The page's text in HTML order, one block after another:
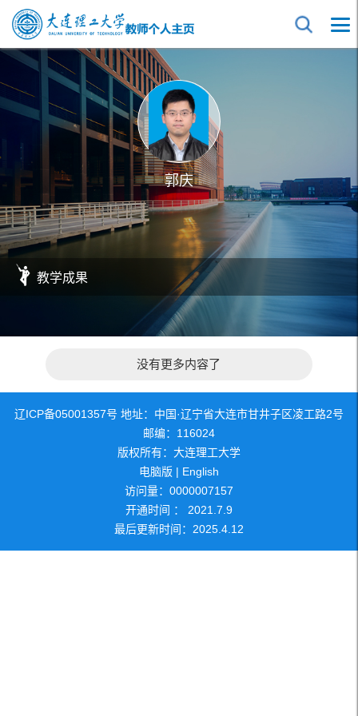
郭庆
教学成果
没有更多内容了
辽ICP备05001357号 地址：中国·辽宁省大连市甘井子区凌工路2号
邮编：116024
版权所有：大连理工大学
电脑版 | English
访问量： 0000007157
开通时间 ： 2021 7 9
最后更新时间： 2025 4 12